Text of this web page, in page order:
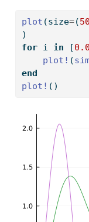
plot (size=(
)
for i in [
plot! (
end
plot! ()